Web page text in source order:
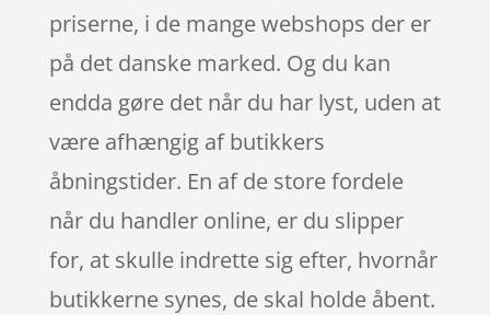
priserne, i de mange webshops der er
på det danske marked. Og du kan
endda gøre det når du har lyst, uden at
være afhængig af butikkers
åbningstider. En af de store fordele
når du handler online, er du slipper
for, at skulle indrette sig efter, hvornår
butikkerne synes, de skal holde åbent.